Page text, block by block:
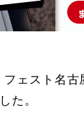
ェスト名古
た。